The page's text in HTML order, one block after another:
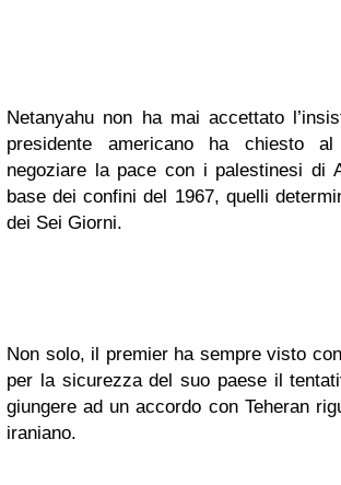
Netanyahu non ha mai accettato
presidente americano ha chiesto
negoziare la pace con i palestinesi di
base dei confini del 1967, quelli
dei Sei Giorni.
Non solo, il premier ha sempre visto
per la sicurezza del suo paese il
giungere ad un accordo con Teheran
iraniano.